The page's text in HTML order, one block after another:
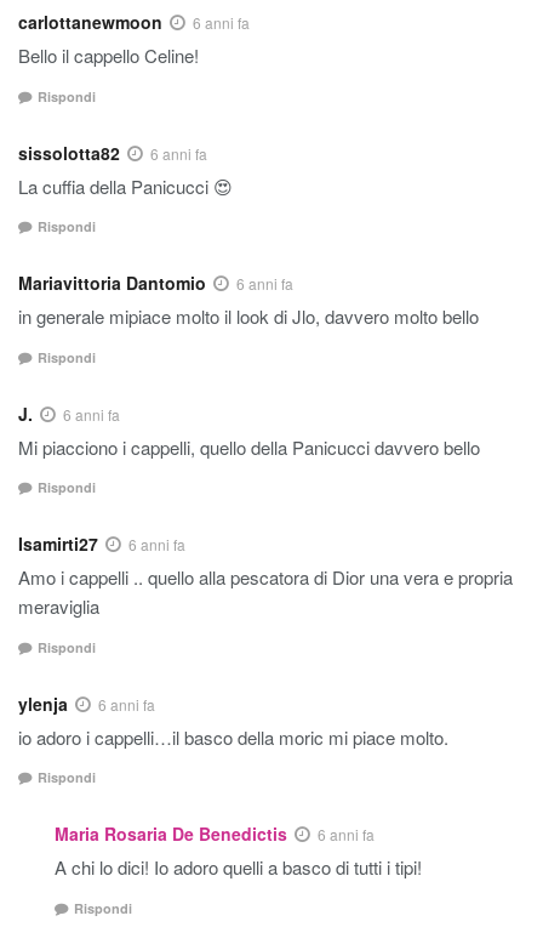
carlottanewmoon 6 anni fa
Bello il cappello Celine!
Rispondi
sissolotta82 6 anni fa
La cuffia della Panicucci 😍
Rispondi
Mariavittoria Dantomio 6 anni fa
in generale mipiace molto il look di Jlo, davvero molto bello
Rispondi
J. 6 anni fa
Mi piacciono i cappelli, quello della Panicucci davvero bello
Rispondi
Isamirti27 6 anni fa
Amo i cappelli .. quello alla pescatora di Dior una vera e propria
meraviglia
Rispondi
ylenja 6 anni fa
io adoro i cappelli…il basco della moric mi piace molto.
Rispondi
Maria Rosaria De Benedictis 6 anni fa
A chi lo dici! Io adoro quelli a basco di tutti i tipi!
Rispondi